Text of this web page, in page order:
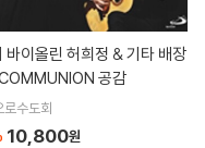
공감
로수도회
10,800원